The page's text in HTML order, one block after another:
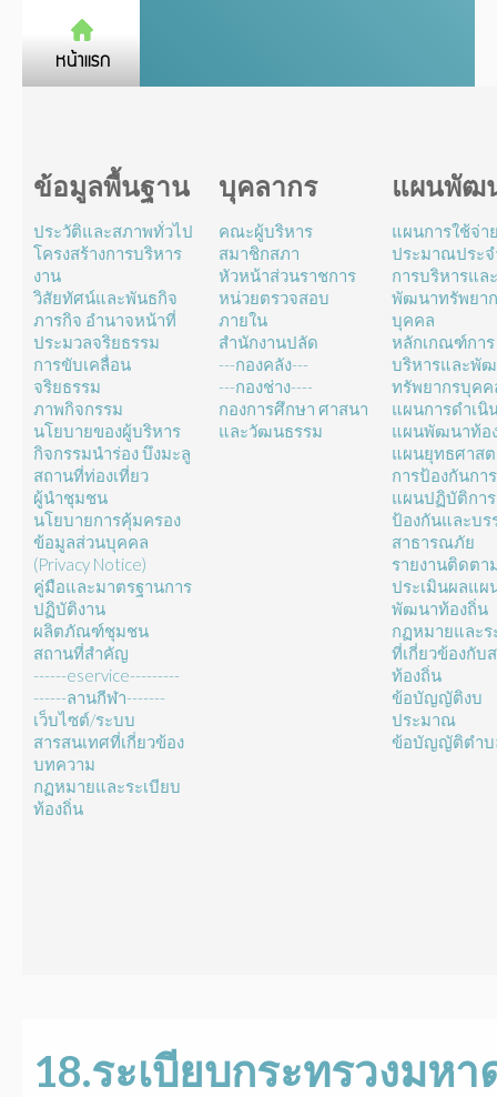
ข้อมูลพื้นฐาน
ประวัติและสภาพทั่วไป
โครงสร้างการบริหาร
งาน
วิสัยทัศน์และพันธกิจ
ภารกิจ อำนาจหน้าที่
ประมวลจริยธรรม
การขับเคลื่อน
จริยธรรม
ภาพกิจกรรม
นโยบายของผู้บริหาร
กิจกรรมนำร่อง บึงมะลู
สถานที่ท่องเที่ยว
ผู้นำชุมชน
นโยบายการคุ้มครอง
ข้อมูลส่วนบุคคล
(Privacy Notice)
คู่มือและมาตรฐานการ
ปฏิบัติงาน
ผลิตภัณฑ์ชุมชน
สถานที่สำคัญ
------eservice---------
------ลานกีฬา-------
เว็บไซต์/ระบบ
สารสนเทศที่เกี่ยวข้อง
บทความ
กฏหมายและระเบียบ
ท้องถิ่น
บุคลากร
คณะผู้บริหาร
สมาชิกสภา
หัวหน้าส่วนราชการ
หน่วยตรวจสอบ
ภายใน
สำนักงานปลัด
---กองคลัง---
---กองช่าง----
กองการศึกษา ศาสนา
และวัฒนธรรม
แผนพัฒ
แผนการใช้จ่า
ประมาณประ
การบริหารแล
พัฒนาทรัพยา
บุคคล
หลักเกณฑ์การ
บริหารและพั
ทรัพยากรบุคค
แผนการดำเนิ
แผนพัฒนาท้อ
แผนยุทธศาส
การป้องกันกา
แผนปฏิบัติการ
ป้องกันและบร
สาธารณภัย
รายงานติดตา
ประเมินผลแผ
พัฒนาท้องถิ่น
กฏหมายและร
ที่เกี่ยวข้องกับ
ท้องถิ่น
ข้อบัญญัติงบ
ประมาณ
ข้อบัญญัติตำบ
18.ระเบียบกระทรวงมห